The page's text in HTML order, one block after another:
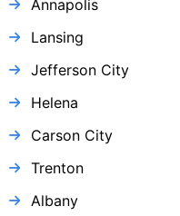
Annapolis
Lansing
Jefferson City
Helena
Carson City
Trenton
Albany